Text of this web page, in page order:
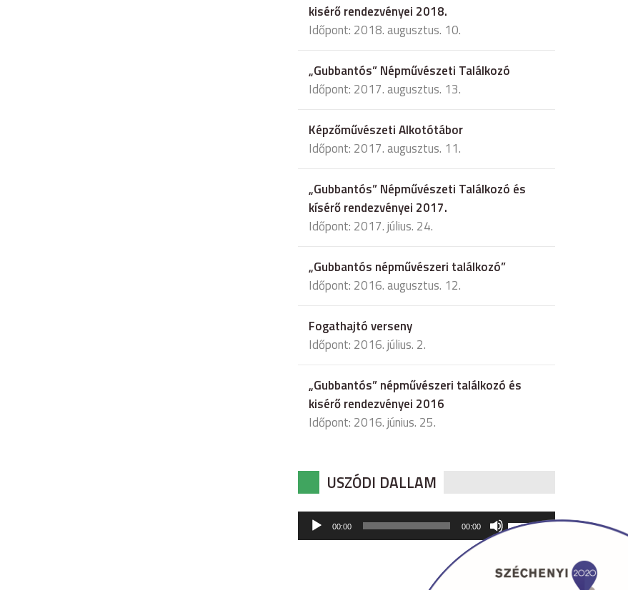
kisérő rendezvényei 2018.
Időpont: 2018. augusztus. 10.
„Gubbantós” Népművészeti Találkozó
Időpont: 2017. augusztus. 13.
Képzőművészeti Alkotótábor
Időpont: 2017. augusztus. 11.
„Gubbantós” Népművészeti Találkozó és
kísérő rendezvényei 2017.
Időpont: 2017. július. 24.
„Gubbantós népművészeri találkozó”
Időpont: 2016. augusztus. 12.
Fogathajtó verseny
Időpont: 2016. július. 2.
„Gubbantós” népművészeri találkozó és
kisérő rendezvényei 2016
Időpont: 2016. június. 25.
USZÓDI DALLAM
Audió
lejátszó
00:00 00:00
hangerő
csökkentéséhez